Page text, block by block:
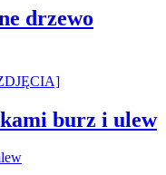
drzewo
burz i ulew